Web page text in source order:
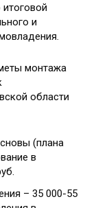
итоговой
и
монтажа
области
(плана
в
– 35 000-55